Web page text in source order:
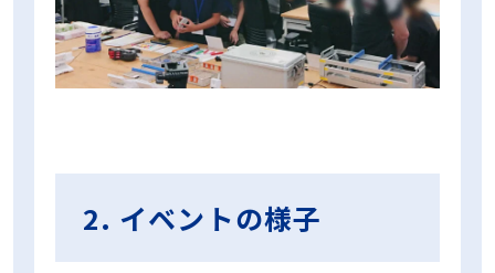
2. イベントの様子